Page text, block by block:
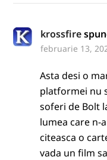
krossfire
februarie 13,
Asta desi o
platformei nu
soferi de Bolt
lumea care n-
citeasca o
vada un film